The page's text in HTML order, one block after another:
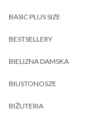
BASIC PLUS SIZE
BESTSELLERY
BIELIZNA DAMSKA
BIUSTONOSZE
BIŻUTERIA